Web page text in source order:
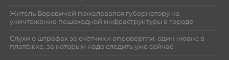
Житель Боровичей пожаловался губернатору на
уничтожение пешеходной инфраструктуры в городе
Слухи о штрафах за счётчики опровергли: один нюанс в
платёжке, за которым надо следить уже сейчас